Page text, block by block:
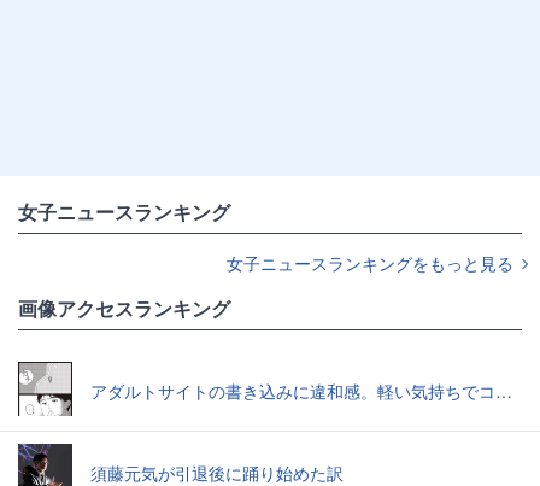
女子ニュースランキング
女子ニュースランキングをもっと見る
画像アクセスランキング
アダルトサイトの書き込みに違和感。軽い気持ちでコメントしてみると…／近畿地方のある場所について（1）
須藤元気が引退後に踊り始めた訳